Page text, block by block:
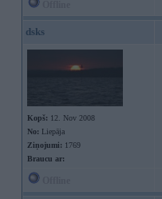
dsks
Kopš: 12. Nov 2008
No: Liepāja
Ziņojumi: 1769
Braucu ar: